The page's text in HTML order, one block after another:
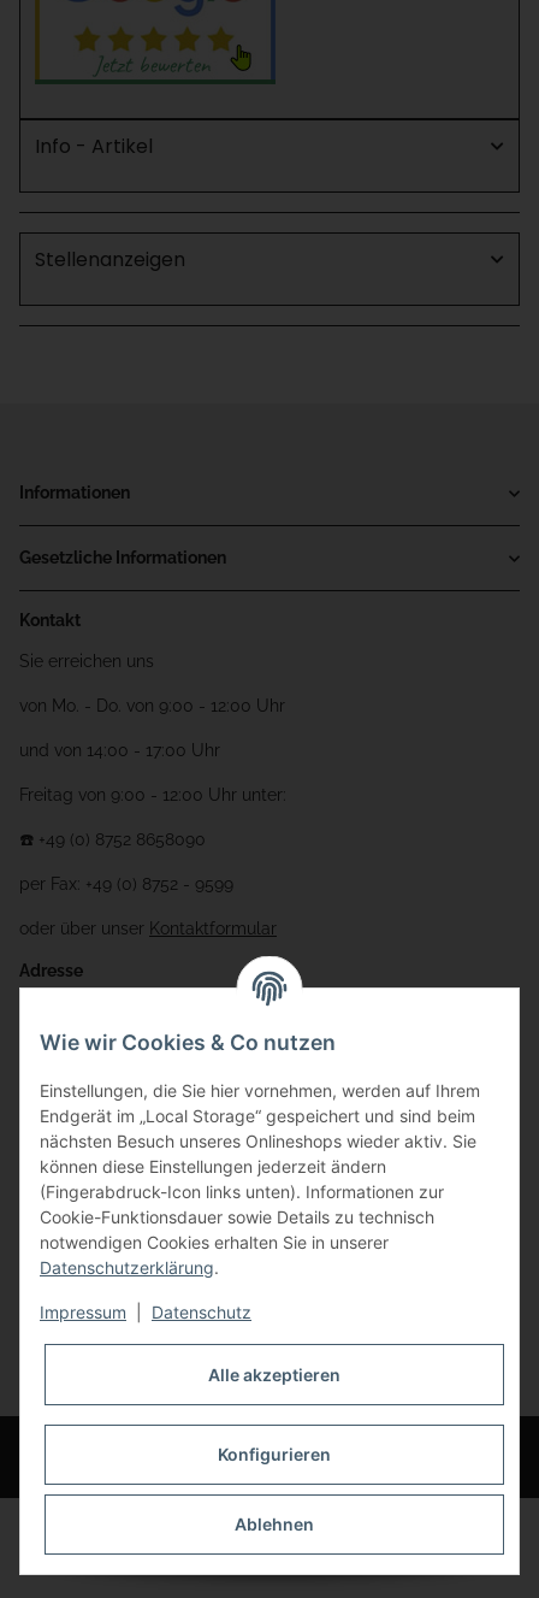
Info - Artikel
Stellenanzeigen
Informationen
Gesetzliche Informationen
Kontakt
Sie erreichen uns
von Mo. - Do. von 9:00 - 12:00 Uhr
und von 14:00 - 17:00 Uhr
Freitag von 9:00 - 12:00 Uhr unter:
☎️ +49 (0) 8752 8658090
per Fax: +49 (0) 8752 - 9599
oder über unser Kontaktformular
Adresse
Gewerbering 17
84072 Au i.d. Hallertau
info@bauer-tore.de
Vertrag widerrufen
* Alle Preise inkl. gesetzlicher USt., zzgl.Versand
© Bauer-Systemtechnik GmbH - Technische Änderungen und Irrtümer
vorbehalten
Wie wir Cookies & Co nutzen
Einstellungen, die Sie hier vornehmen, werden auf Ihrem
Endgerät im „Local Storage“ gespeichert und sind beim
nächsten Besuch unseres Onlineshops wieder aktiv. Sie
können diese Einstellungen jederzeit ändern
(Fingerabdruck-Icon links unten). Informationen zur
Cookie-Funktionsdauer sowie Details zu technisch
notwendigen Cookies erhalten Sie in unserer
Datenschutzerklärung.
Impressum Datenschutz
Alle akzeptieren
Konfigurieren
Ablehnen